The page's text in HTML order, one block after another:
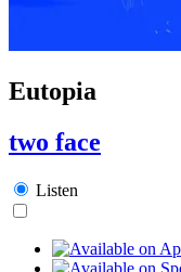
Eutopia
two face
Listen